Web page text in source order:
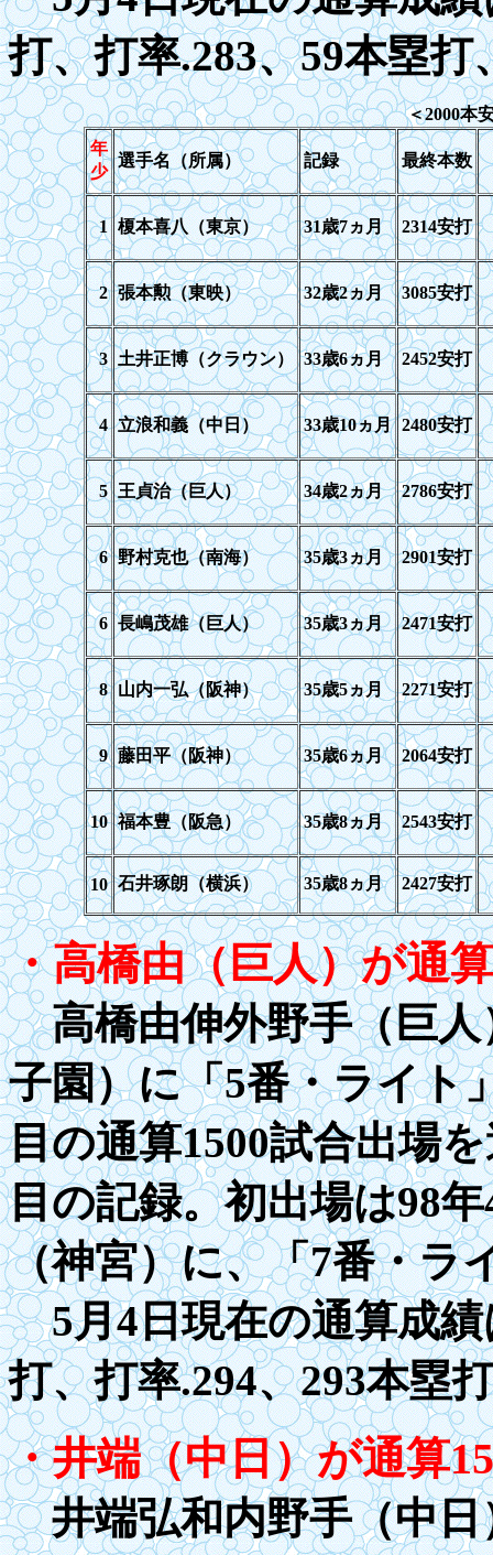
打、打率.283、59本塁打
＜2000本
年
少
選手名（所属） 記録 最終本数
1 榎本喜八（東京） 31歳7ヵ月 2314安打
2 張本勲（東映） 32歳2ヵ月 3085安打
3 土井正博（クラウン） 33歳6ヵ月 2452安打
4 立浪和義（中日） 33歳10ヵ月 2480安打
5 王貞治（巨人） 34歳2ヵ月 2786安打
6 野村克也（南海） 35歳3ヵ月 2901安打
6 長嶋茂雄（巨人） 35歳3ヵ月 2471安打
8 山内一弘（阪神） 35歳5ヵ月 2271安打
9 藤田平（阪神） 35歳6ヵ月 2064安打
10 福本豊（阪急） 35歳8ヵ月 2543安打
10 石井琢朗（横浜） 35歳8ヵ月 2427安打
・高橋由（巨人）が通算
高橋由伸外野手（巨人
子園）に「5番・ライト
目の通算1500試合出場
目の記録。初出場は98
（神宮）に、「7番・ラ
5月4日現在の通算成績
打、打率.294、293本塁
・井端（中日）が通算
井端弘和内野手（中日